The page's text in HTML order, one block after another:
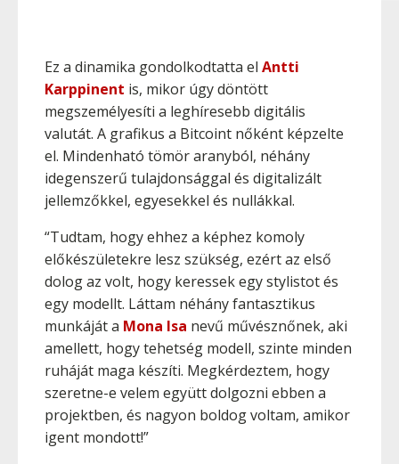
Ez a dinamika gondolkodtatta el Antti
Karppinent is, mikor úgy döntött
megszemélyesíti a leghíresebb digitális
valutát. A grafikus a Bitcoint nőként képzelte
el. Mindenható tömör aranyból, néhány
idegenszerű tulajdonsággal és digitalizált
jellemzőkkel, egyesekkel és nullákkal.
“Tudtam, hogy ehhez a képhez komoly
előkészületekre lesz szükség, ezért az első
dolog az volt, hogy keressek egy stylistot és
egy modellt. Láttam néhány fantasztikus
munkáját a Mona Isa nevű művésznőnek, aki
amellett, hogy tehetség modell, szinte minden
ruháját maga készíti. Megkérdeztem, hogy
szeretne-e velem együtt dolgozni ebben a
projektben, és nagyon boldog voltam, amikor
igent mondott!”